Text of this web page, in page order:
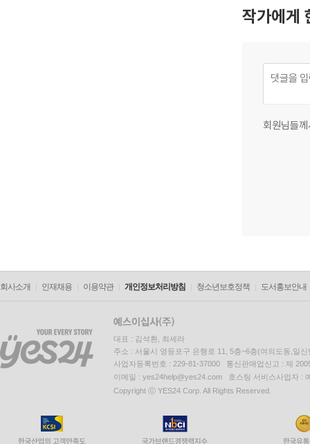
작가에게
회원님들
회사소개 인재채용 이용약관 개인정보처리방침 청소년보호정책 도서홍보안내
대표 : 김석환, 최세라
주소 : 서울시 영등포구 은행로 11, 5층~6층(여의도동,일신
사업자등록번호 : 229-81-37000 통신판매업신고 : 제
이메일 : yes24help@yes24.com 호스팅 서비스사업자 :
Copyright ⓒ YES24 Corp. All Rights Reserved.